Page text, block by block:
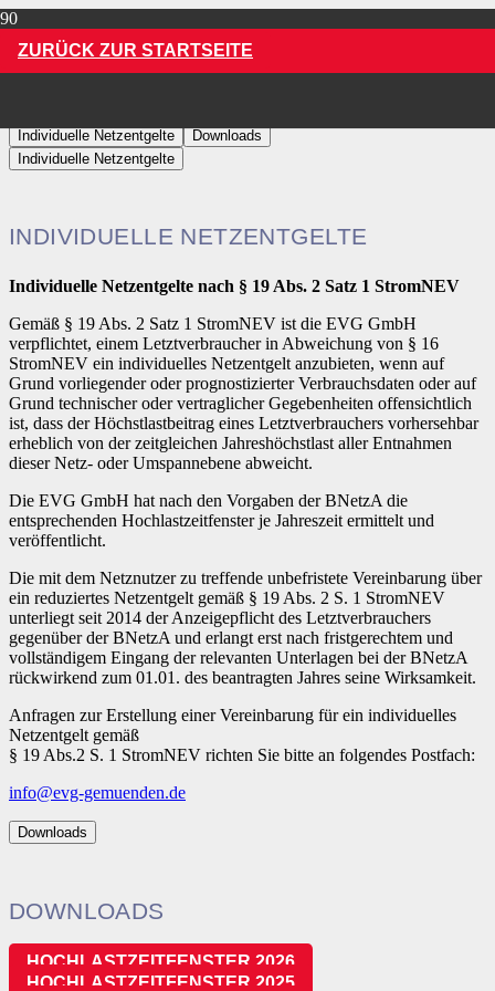
ZURÜCK ZUR STARTSEITE
Home
Individuelle Netzentgelte
Individuelle Netzentgelte
Downloads
Individuelle Netzentgelte
INDIVIDUELLE NETZENTGELTE
Individuelle Netzentgelte nach § 19 Abs. 2 Satz 1 StromNEV
Gemäß § 19 Abs. 2 Satz 1 StromNEV ist die EVG GmbH
verpflichtet, einem Letztverbraucher in Abweichung von § 16
StromNEV ein individuelles Netzentgelt anzubieten, wenn auf
Grund vorliegender oder prognostizierter Verbrauchsdaten oder auf
Grund technischer oder vertraglicher Gegebenheiten offensichtlich
ist, dass der Höchstlastbeitrag eines Letztverbrauchers vorhersehbar
erheblich von der zeitgleichen Jahreshöchstlast aller Entnahmen
dieser Netz- oder Umspannebene abweicht.
Die EVG GmbH hat nach den Vorgaben der BNetzA die
entsprechenden Hochlastzeitfenster je Jahreszeit ermittelt und
veröffentlicht.
Die mit dem Netznutzer zu treffende unbefristete Vereinbarung über
ein reduziertes Netzentgelt gemäß § 19 Abs. 2 S. 1 StromNEV
unterliegt seit 2014 der Anzeigepflicht des Letztverbrauchers
gegenüber der BNetzA und erlangt erst nach fristgerechtem und
vollständigem Eingang der relevanten Unterlagen bei der BNetzA
rückwirkend zum 01.01. des beantragten Jahres seine Wirksamkeit.
Anfragen zur Erstellung einer Vereinbarung für ein individuelles
Netzentgelt gemäß
§ 19 Abs.2 S. 1 StromNEV richten Sie bitte an folgendes Postfach:
info@evg-gemuenden.de
Downloads
DOWNLOADS
HOCHLASTZEITFENSTER 2026
HOCHLASTZEITFENSTER 2025